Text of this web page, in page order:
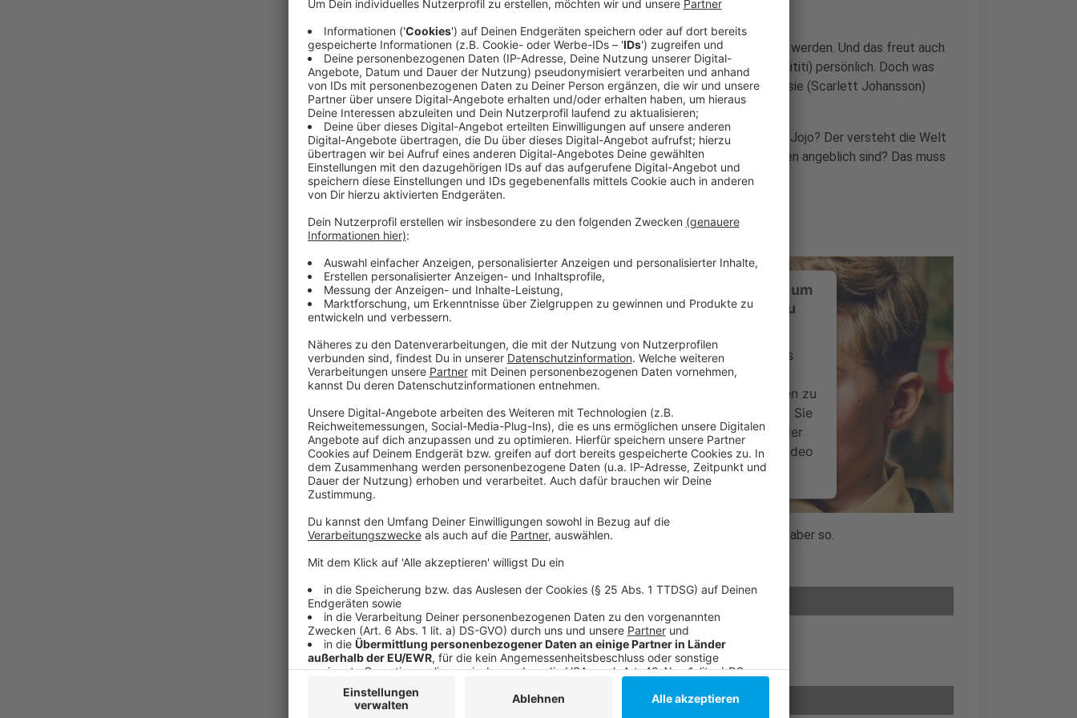
Er kann es schon gar nicht erwarten, selbst Mitglied der Partei zu werden. Und das freut auch
seinen ganz besonderen imaginären Freund: Adolf Hitler (Taika Waititi) persönlich. Doch was
wird der Führer zum Verhalten seiner alleinerziehenden Mutter Rosie (Scarlett Johansson)
sagen?
Denn die versteckt ein jüdisches Mädchen bei sich zu Hause. Und Jojo? Der versteht die Welt
nicht mehr. Warum ist das Mädchen kein Monster, wie es alle Juden angeblich sind? Das muss
Jojo rausfinden. Ob das dem Führer passt?
Wir benötigen Ihre Zustimmung, um
den YouTube Video-Service zu
Wir verwenden einen Service eines
Drittanbieters, um Videoinhalte
einzubetten. Dieser Service kann Daten zu
Ihren Aktivitäten sammeln. Bitte lesen Sie
die Details durch und stimmen Sie der
Nutzung des Service zu, um dieses Video
anzusehen.
Platform
Jojo hat einem imaginären Freund: Adolf Hitler. Klingt komisch, ist aber so.
Anzeige
Jojo geht mit Adolf auch mal in die Luft...
Anzeige
Copyright 2019 Twentieth Century Fox